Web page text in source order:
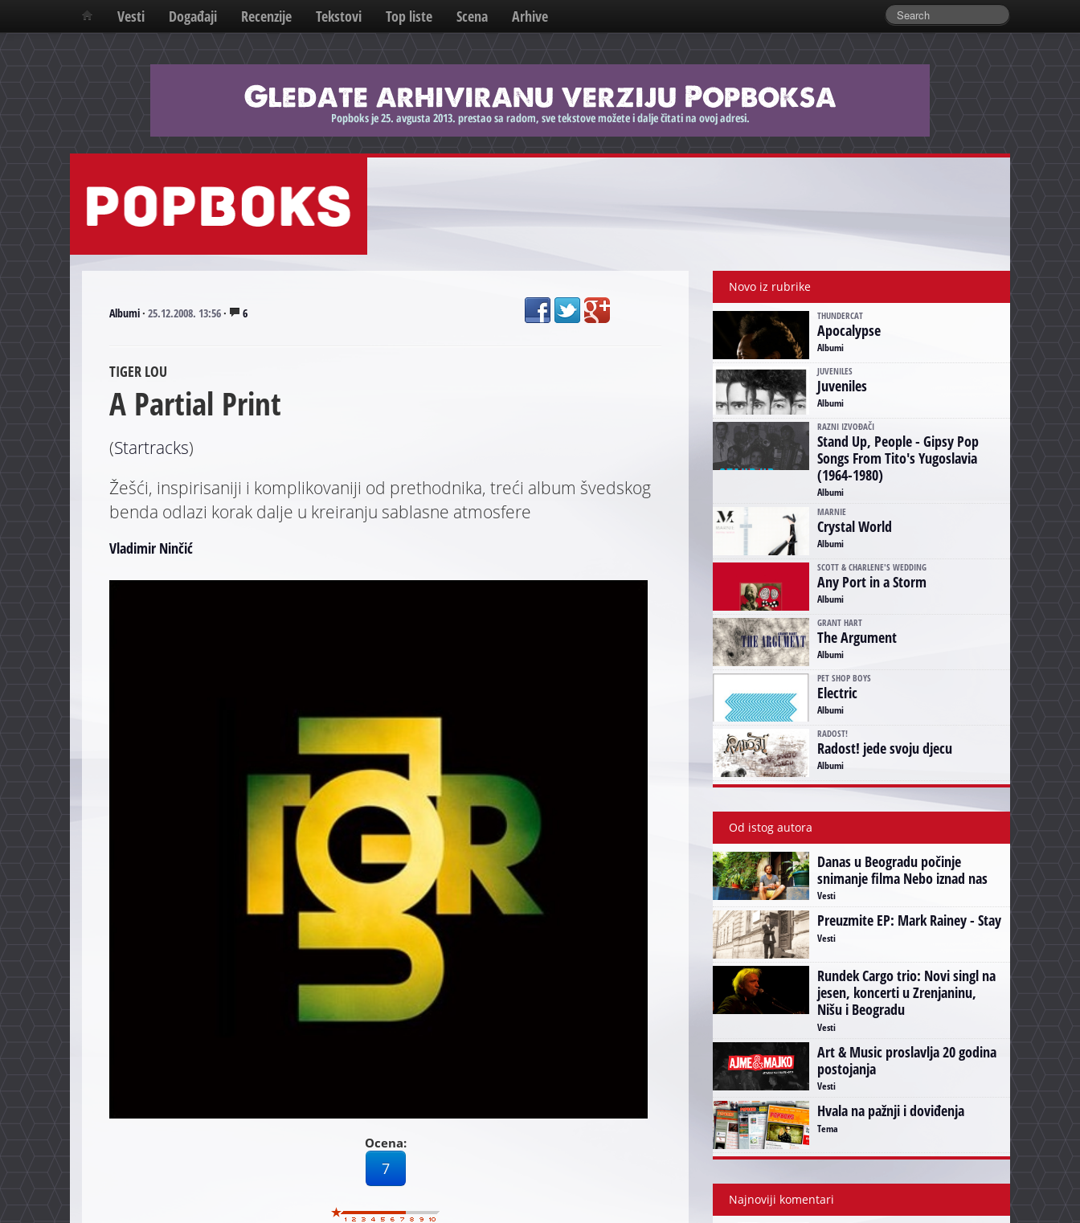
Vesti Događaji Recenzije Tekstovi Top liste Scena Arhive
Albumi· 25.12.2008. 13:56· 6
TIGER LOU
A Partial Print
(Startracks)
Žešći, inspirisaniji i komplikovaniji od prethodnika, treći album švedskog
benda odlazi korak dalje u kreiranju sablasne atmosfere
Vladimir Ninčić
Ocena:
7
Novo iz rubrike
THUNDERCAT
Apocalypse
Albumi
JUVENILES
Juveniles
Albumi
RAZNI IZVOĐAČI
Stand Up, People - Gipsy Pop
Songs From Tito's Yugoslavia
(1964-1980)
Albumi
MARNIE
Crystal World
Albumi
SCOTT & CHARLENE'S WEDDING
Any Port in a Storm
Albumi
GRANT HART
The Argument
Albumi
PET SHOP BOYS
Electric
Albumi
RADOST!
Radost! jede svoju djecu
Albumi
Od istog autora
Danas u Beogradu počinje
snimanje filma Nebo iznad nas
Vesti
Preuzmite EP: Mark Rainey - Stay
Vesti
Rundek Cargo trio: Novi singl na
jesen, koncerti u Zrenjaninu,
Nišu i Beogradu
Vesti
Art & Music proslavlja 20 godina
postojanja
Vesti
Hvala na pažnji i doviđenja
Tema
Najnoviji komentari